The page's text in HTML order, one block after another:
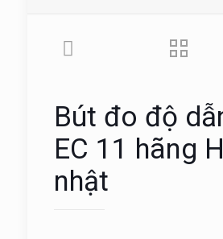
Bút đo độ
EC 11 hãng
nhật